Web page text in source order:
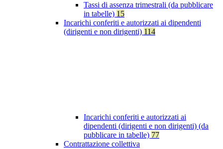
Tassi di assenza trimestrali (da pubblicare
in tabelle) 15
Incarichi conferiti e autorizzati ai dipendenti
(dirigenti e non dirigenti) 114
Incarichi conferiti e autorizzati ai
dipendenti (dirigenti e non dirigenti) (da
pubblicare in tabelle) 77
Contrattazione collettiva